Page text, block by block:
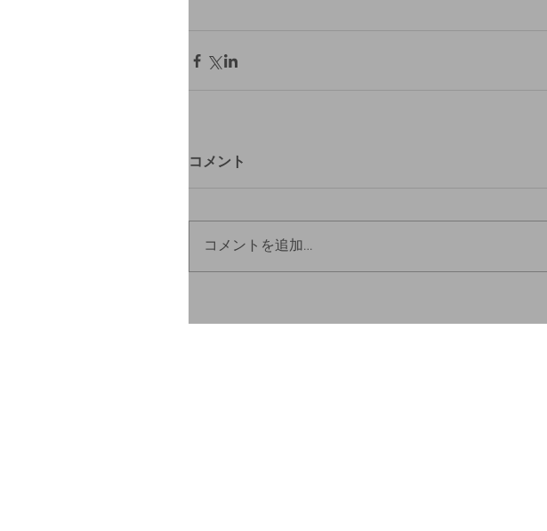
コメント
コメントを追加…